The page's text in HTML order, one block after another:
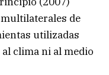
de
utilizadas
clima ni al medio